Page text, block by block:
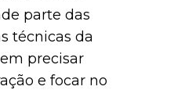
parte das
técnicas da
precisar
e focar no